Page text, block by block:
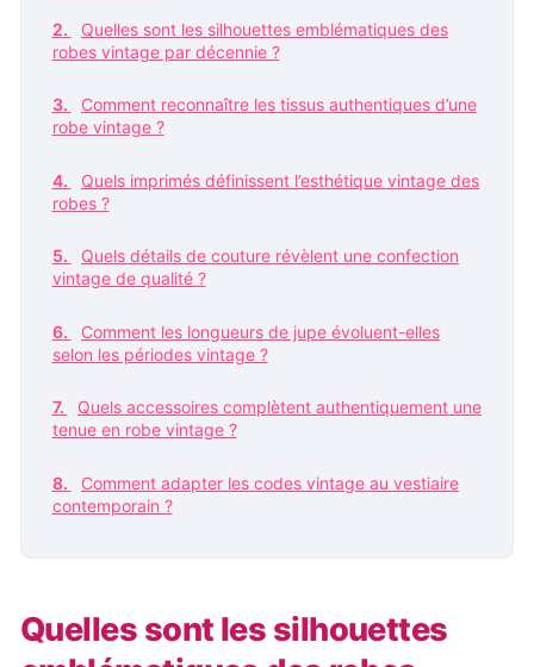
Quelles sont les silhouettes emblématiques des
robes vintage par décennie ?
Comment reconnaître les tissus authentiques d’une
robe vintage ?
Quels imprimés définissent l’esthétique vintage des
robes ?
Quels détails de couture révèlent une confection
vintage de qualité ?
Comment les longueurs de jupe évoluent-elles
selon les périodes vintage ?
Quels accessoires complètent authentiquement une
tenue en robe vintage ?
Comment adapter les codes vintage au vestiaire
contemporain ?
Quelles sont les silhouettes